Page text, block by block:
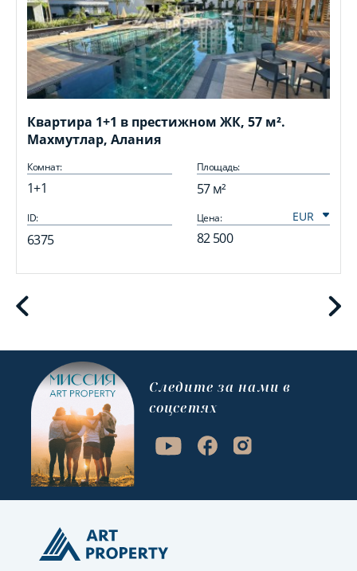
Квартира 1+1 в престижном ЖК, 57 м².
Махмутлар, Алания
Комнат:
1+1
Площадь:
57 м²
ID:
6375
Цена:
82 500
Cледите за нами в
соцсетях